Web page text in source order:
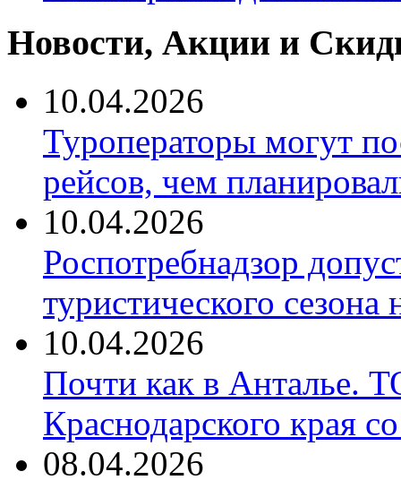
Новости, Акции и
10.04.2026
Туроператоры могут
рейсов, чем
10.04.2026
Роспотребнадзор
туристического
10.04.2026
Почти как в Анталье.
Краснодарского края
08.04.2026